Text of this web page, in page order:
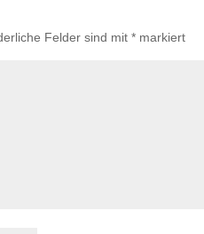
Felder sind mit* markiert